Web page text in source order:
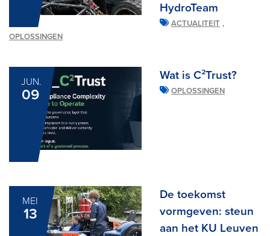
HydroTeam
ACTUALITEIT ,
OPLOSSINGEN
JUN.
09
Wat is C²Trust?
OPLOSSINGEN
MEI
13
De toekomst
vormgeven: steun
aan het KU Leuven